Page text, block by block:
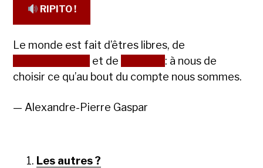
RIPITO !
Le monde est fait d’êtres libres, de
et de
: à nous de
choisir ce qu’au bout du compte nous sommes.
— Alexandre-Pierre Gaspar
Les autres ?